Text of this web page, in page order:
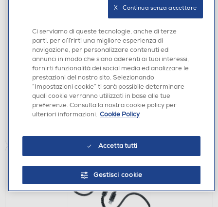
RIDEM - Cavo audio/video RDMCL73
€ 10,90
Acquisto online:disponibile
Ritiro in negozio in 30' gratuito:verifica
AGGIUNGI
Ci serviamo di queste tecnologie, anche di terze
parti, per offrirti una migliore esperienza di
navigazione, per personalizzare contenuti ed
annunci in modo che siano aderenti ai tuoi interessi,
fornirti funzionalità dei social media ed analizzare le
prestazioni del nostro sito. Selezionando
“Impostazioni cookie” ti sarà possibile determinare
quali cookie verranno utilizzati in base alle tue
preferenze. Consulta la nostra cookie policy per
ulteriori informazioni. Cookie Policy
Accetta tutti
Gestisci cookie
X   Continua senza accettare